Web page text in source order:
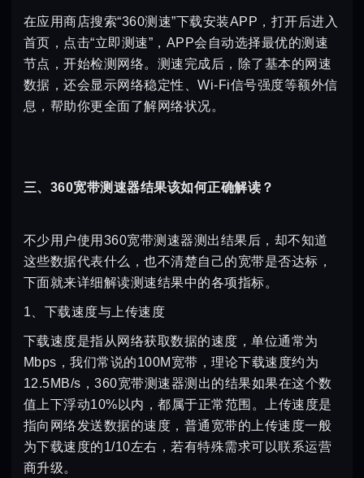
在应用商店搜索“360测速”下载安装APP，打开后进入
首页，点击“立即测速”，APP会自动选择最优的测速
节点，开始检测网络。测速完成后，除了基本的网速
数据，还会显示网络稳定性、Wi-Fi信号强度等额外信
息，帮助你更全面了解网络状况。
三、360宽带测速器结果该如何正确解读？
不少用户使用360宽带测速器测出结果后，却不知道
这些数据代表什么，也不清楚自己的宽带是否达标，
下面就来详细解读测速结果中的各项指标。
1、下载速度与上传速度
下载速度是指从网络获取数据的速度，单位通常为
Mbps，我们常说的100M宽带，理论下载速度约为
12.5MB/s，360宽带测速器测出的结果如果在这个数
值上下浮动10%以内，都属于正常范围。上传速度是
指向网络发送数据的速度，普通宽带的上传速度一般
为下载速度的1/10左右，若有特殊需求可以联系运营
商升级。